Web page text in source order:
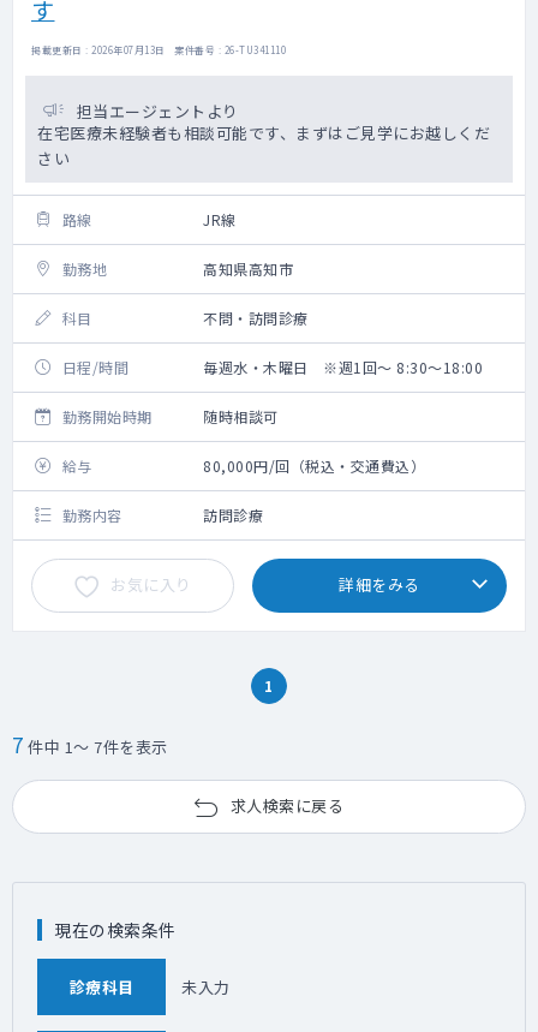
す
掲載更新日 : 2026年07月13日 案件番号 : 26-TU341110
担当エージェントより
在宅医療未経験者も相談可能です、まずはご見学にお越しくだ
さい
路線 JR線
勤務地 高知県高知市
科目 不問・訪問診療
日程/時間 毎週水・木曜日 ※週1回～ 8:30～18:00
勤務開始時期 随時相談可
給与 80,000円/回（税込・交通費込）
勤務内容 訪問診療
お気に入り 詳細をみる
1
7 件中 1～ 7件を表示
求人検索に戻る
現在の検索条件
診療科目 未入力